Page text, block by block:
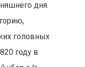
дня.
головных
году в